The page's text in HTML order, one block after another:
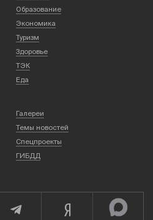
Образование
Экономика
Туризм
Здоровье
ТЭК
Еда
Галереи
Темы новостей
Спецпроекты
ГИБДД